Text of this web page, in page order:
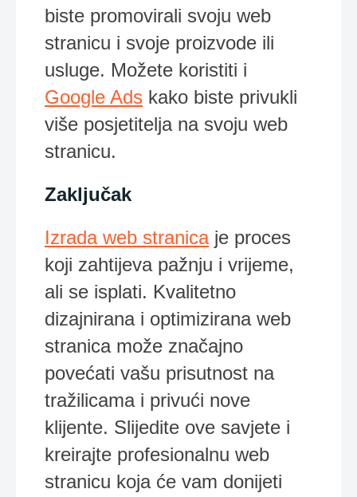
biste promovirali svoju web
stranicu i svoje proizvode ili
usluge. Možete koristiti i
Google Ads kako biste privukli
više posjetitelja na svoju web
stranicu.
Zaključak
Izrada web stranicaje proces
koji zahtijeva pažnju i vrijeme,
ali se isplati. Kvalitetno
dizajnirana i optimizirana web
stranica može značajno
povećati vašu prisutnost na
tražilicama i privući nove
klijente. Slijedite ove savjete i
kreirajte profesionalnu web
stranicu koja će vam donijeti